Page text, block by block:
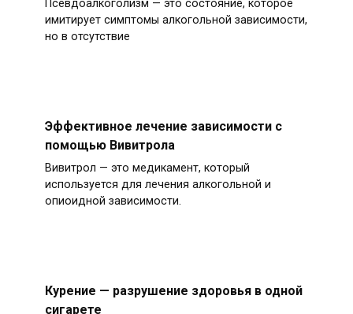
Псевдоалкоголизм — это состояние, которое
имитирует симптомы алкогольной зависимости,
но в отсутствие
Эффективное лечение зависимости с
помощью Вивитрола
Вивитрол — это медикамент, который
используется для лечения алкогольной и
опиоидной зависимости.
Курение — разрушение здоровья в одной
сигарете